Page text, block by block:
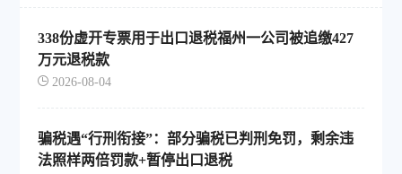
338份虚开专票用于出口退税福州一公司被追缴427
万元退税款
2026-08-04
骗税遇“行刑衔接”：部分骗税已判刑免罚，剩余违
法照样两倍罚款+暂停出口退税